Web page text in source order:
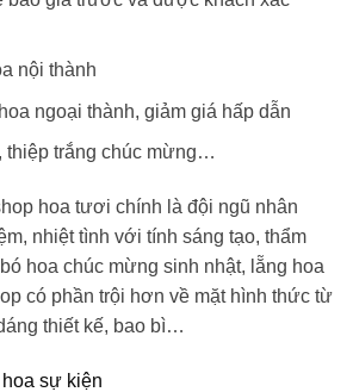
nội thành
ngoại thành, giảm giá hấp dẫn
thiệp trắng chúc mừng…
hoa tươi chính là đội ngũ nhân
nhiệt tình với tính sáng tạo, thẩm
bó hoa chúc mừng sinh nhật, lẵng hoa
có phần trội hơn về mặt hình thức từ
thiết kế, bao bì…
sự kiện